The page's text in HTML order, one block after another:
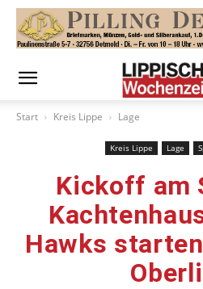
Start Kreis Lippe Lage
Kreis Lippe Lage
Kickoff am
Hawks